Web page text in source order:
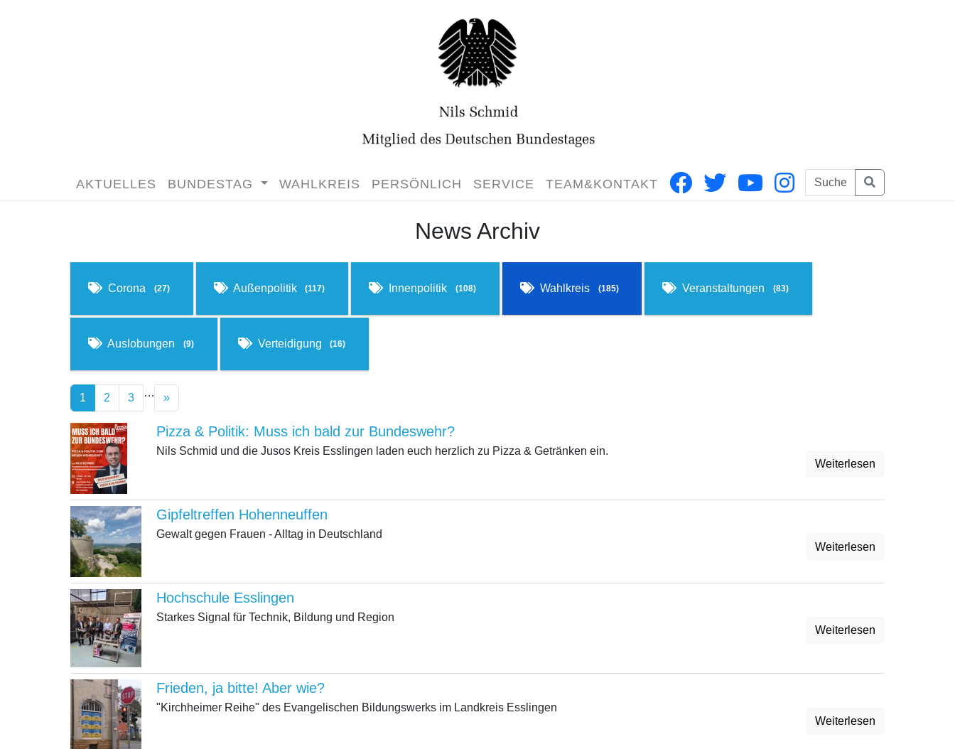
AKTUELLES BUNDESTAG WAHLKREIS PERSÖNLICH SERVICE TEAM&KONTAKT
News Archiv
Corona (27) Außenpolitik (117) Innenpolitik (108) Wahlkreis (185) Veranstaltungen (83)
Auslobungen (9) Verteidigung (16)
1 2 3 … »
Pizza & Politik: Muss ich bald zur Bundeswehr?
Nils Schmid und die Jusos Kreis Esslingen laden euch herzlich zu Pizza & Getränken ein.
Weiterlesen
Gipfeltreffen Hohenneuffen
Gewalt gegen Frauen - Alltag in Deutschland
Weiterlesen
Hochschule Esslingen
Starkes Signal für Technik, Bildung und Region
Weiterlesen
Frieden, ja bitte! Aber wie?
"Kirchheimer Reihe" des Evangelischen Bildungswerks im Landkreis Esslingen
Weiterlesen